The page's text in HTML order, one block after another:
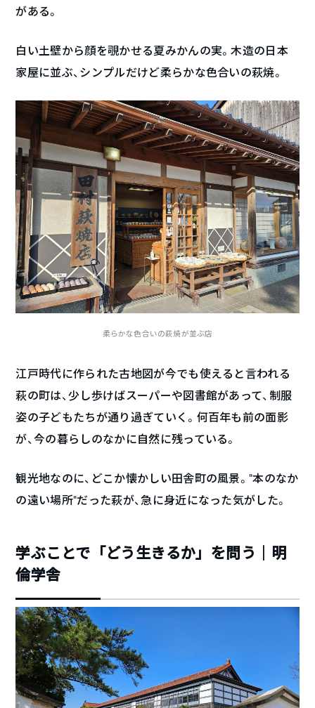
がある。
白い土壁から顔を覗かせる夏みかんの実。木造の日本
家屋に並ぶ、シンプルだけど柔らかな色合いの萩焼。
柔らかな色合いの萩焼が並ぶ店
江戸時代に作られた古地図が今でも使えると言われる
萩の町は、少し歩けばスーパーや図書館があって、制服
姿の子どもたちが通り過ぎていく。何百年も前の面影
が、今の暮らしのなかに自然に残っている。
観光地なのに、どこか懐かしい田舎町の風景。“本のなか
の遠い場所”だった萩が、急に身近になった気がした。
学ぶことで「どう生きるか」を問う｜明
倫学舎